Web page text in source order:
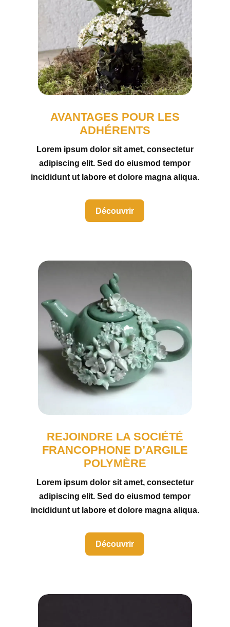
AVANTAGES POUR LES
ADHÉRENTS
Lorem ipsum dolor sit amet, consectetur
adipiscing elit. Sed do eiusmod tempor
incididunt ut labore et dolore magna aliqua.
Découvrir
REJOINDRE LA SOCIÉTÉ
FRANCOPHONE D’ARGILE
POLYMÈRE
Lorem ipsum dolor sit amet, consectetur
adipiscing elit. Sed do eiusmod tempor
incididunt ut labore et dolore magna aliqua.
Découvrir